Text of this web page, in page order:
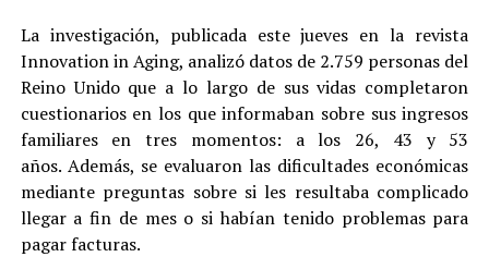
La investigación, publicada este jueves en la revista
Innovation in Aging, analizó datos de 2.759 personas del
Reino Unido que a lo largo de sus vidas completaron
cuestionarios en los que informaban sobre sus ingresos
familiares en tres momentos: a los 26, 43 y 53
años. Además, se evaluaron las dificultades económicas
mediante preguntas sobre si les resultaba complicado
llegar a fin de mes o si habían tenido problemas para
pagar facturas.